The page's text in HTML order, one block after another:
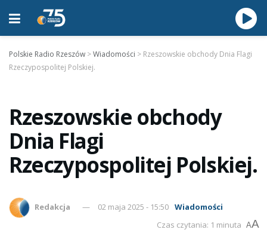
Polskie Radio Rzeszów >Wiadomości > Rzeszowskie obchody Dnia Flagi
Rzeczypospolitej Polskiej.
Rzeszowskie obchody
Dnia Flagi
Rzeczypospolitej Polskiej.
Redakcja 02 maja 2025 - 15:50 Wiadomości
Czas czytania: 1 minuta AA